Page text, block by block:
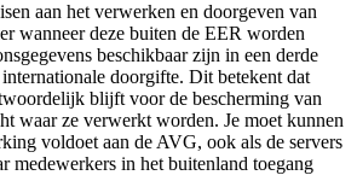
aan het verwerken en doorgeven van
wanneer deze buiten de EER worden
beschikbaar zijn in een derde
doorgifte. Dit betekent dat
blijft voor de bescherming van
waar ze verwerkt worden. Je moet kunnen
voldoet aan de AVG, ook als de servers
medewerkers in het buitenland toegang